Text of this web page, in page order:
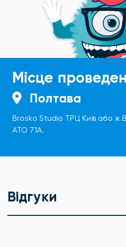
Місце
Полтава
Brosko Studio ТРЦ Київ або ж
АТО 71А.
Відгуки